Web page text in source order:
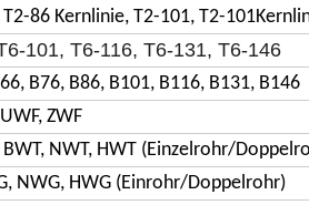
86 Kernlinie, T2-101, T2-
101, T6-116, T6-131, T6-146
B76, B86, B101, B116, B131, B146
ZWF
BWT, NWT, HWT (Einzelrohr/
NWG, HWG (Einrohr/Doppelrohr)